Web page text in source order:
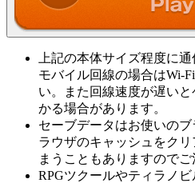
上記の本体サイズ程度に
モバイル回線の場合はWi-
い。また回線速度が遅い
かる場合があります。
セーブデータはお使いの
ラウザのキャッシュをク
まうこともありますのでご
RPGツクールやティラノ